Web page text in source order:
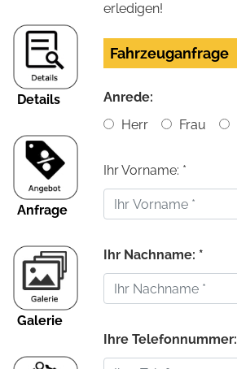
Details
Anfrage
Galerie
erledigen!
Fahrzeuganfrage
Anrede:
Herr
Frau
Ihr Vorname: *
Ihr Nachname: *
Ihre Telefonnummer: